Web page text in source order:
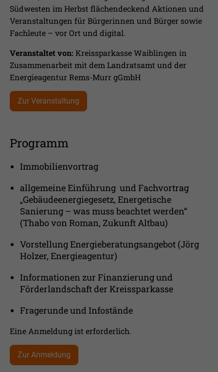
Südwesten im Herbst flächendeckend Aktionen und
Veranstaltungen für Bürgerinnen und Bürger sowie
Fachleute – vor Ort und digital.
Veranstaltet von: Kreissparkasse Waiblingen in
Zusammenarbeit mit dem Landratsamt und der
Energieagentur Rems-Murr gGmbH
Zur Veranstaltung
Programm
Immobilienvortrag
allgemeine Einführung und Fachvortrag
„Gebäudeenergiegesetz, Energetische
Sanierung – was muss beachtet werden“
(Thabo von Roman, Zukunft Altbau)
Vorstellung Energieberatungsangebot (Jörg
Holzer, Energieagentur)
Informationen zur Finanzierung und
Förderlandschaft der Kreissparkasse
Fragerunde und Infostände
Eine Anmeldung ist erforderlich.
Zur Anmeldung
Erfasst Statistiken über Besuche des
Benutzers auf der Webseite, wie z.B. die
Verweildauer auf der Webseite und
welche Seiten gelesen wurden.
Name _pk_ses
Laufzeit
Wird verwendet, im Seitenaufrufe des
nachzuverfolgen
Ihnen zusätzliche Informationen anzubieten.